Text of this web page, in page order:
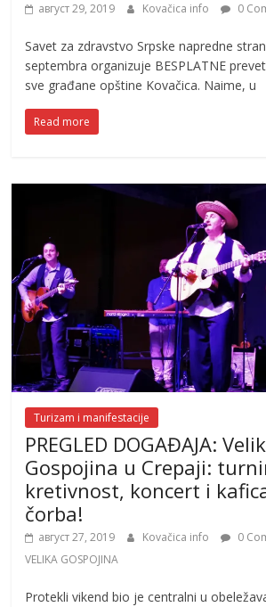
август 29, 2019 Kovačica info 0
Savet za zdravstvo Srpske napredne
septembra organizuje BESPLATNE
sve građane opštine Kovačica. Naime, u
Read more
Turizam i manifestacije
PREGLED DOGAĐAJA:
Gospojina u Crepaji:
kretivnost, koncert i
čorba!
август 27, 2019 Kovačica info 0
VELIKA GOSPOJINA
Protekli vikend bio je centralni u